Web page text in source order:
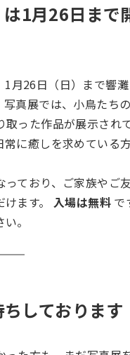
は1月26日まで
月26日（日）まで響
真展では、小鳥たち
取った作品が展示され
常に癒しを求めている
ており、ご家族やご
ます。 入場は無料で
。
しております